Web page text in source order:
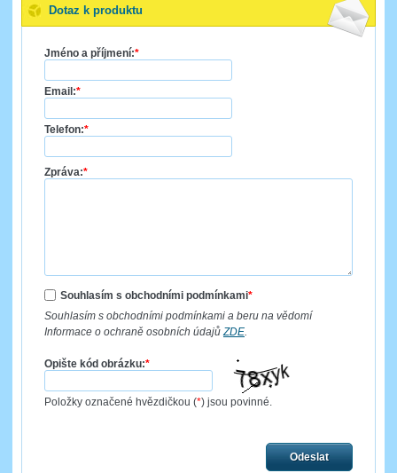
Dotaz k produktu
Jméno a příjmení:*
Email:*
Telefon:*
Zpráva:*
Souhlasím s obchodními podmínkami*
Souhlasím s obchodními podmínkami a beru na vědomí
Informace o ochraně osobních údajůZDE.
Opište kód obrázku:*
Položky označené hvězdičkou (*) jsou povinné.
Odeslat